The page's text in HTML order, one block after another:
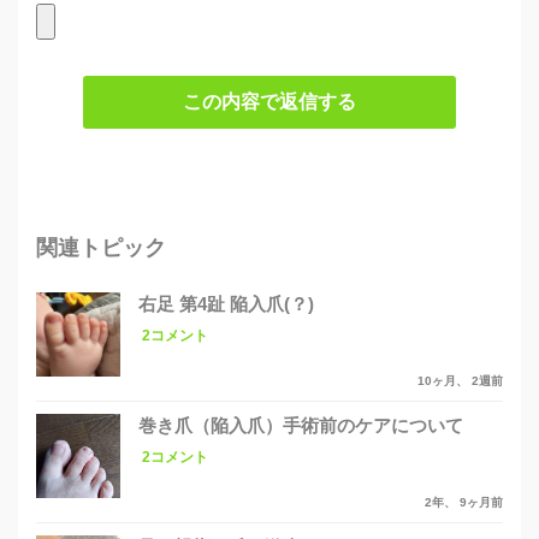
この内容で返信する
関連トピック
右足 第4趾 陥入爪(？)
2コメント
10ヶ月、 2週前
巻き爪（陥入爪）手術前のケアについて
2コメント
2年、 9ヶ月前